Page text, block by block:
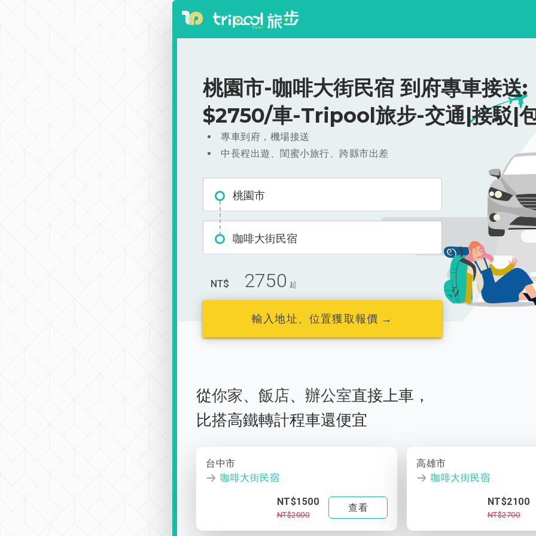
桃園市-咖啡大街民宿 到府專車接送:
$2750/車-Tripool旅步-交通|接駁|
專車到府，機場接送
中長程出遊、閨蜜小旅行、跨縣市出差
桃園市
咖啡大街民宿
NT$ 2750 起
輸入地址、位置獲取報價 →
從你家、 飯店、 辦公室直接上車，
比搭高鐵轉計程車還便宜
台中市
咖啡大街民宿
NT$1500
NT$2000
查看
高雄市
咖啡大街民宿
NT$2100
NT$2700